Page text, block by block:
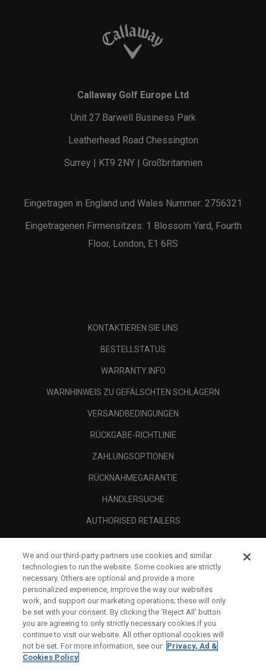
Callaway Golf Europe Ltd
Unit 27 Barwell Business Park
Leatherhead Road Chessington
Surrey | KT9 2NY | Großbritannien
Eingetragen in England und Wales Nummer: 2756321
Eingetragenen Firmensitzes: 1 Blossom Yard, Fourth
Floor, London, E1 6RS
KONTAKTIEREN SIE UNS
BESTELLSTATUS
WARRANTY INFO
WARNHINWEIS ZU GEFÄLSCHTEN SCHLÄGERN
VERSANDBEDINGUNGEN
RÜCKGABE-RICHTLINIE
ZAHLUNGSOPTIONEN
RÜCKNAHMEGARANTIE
HÄNDLERSUCHE
AUTHORISED RETAILERS
UNTERNEHMENSPROFIL
RECHTLICHES-
We and our third-party partners use cookies and similar
technologies to run the website. Some cookies are strictly
necessary. Others are optional and provide a more
personalized experience, improve the way our websites
work, and support our marketing operations; these will only
be set with your consent. By clicking the ‘Reject All' button
you are agreeing to only strictly necessary cookies if you
continue to visit our website. All other optional cookies will
not be set. For more information, see our Privacy, Ad &
Cookies Policy